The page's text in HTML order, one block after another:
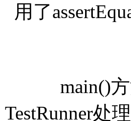
用了
main()方
TestRunner处